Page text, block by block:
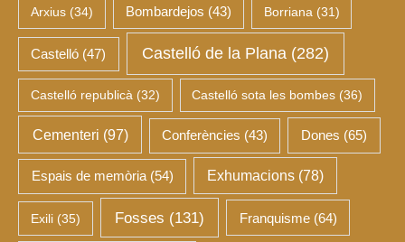
Arxius(34) Bombardejos (43) Borriana (31)
Castelló (47) Castelló de la Plana (282)
Castelló republicà (32) Castelló sota les bombes (36)
Cementeri (97) Conferències (43) Dones (65)
Espais de memòria(54) Exhumacions (78)
Exili(35) Fosses (131) Franquisme(64)